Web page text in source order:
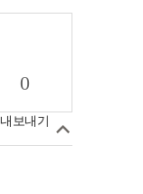
0
내보내기